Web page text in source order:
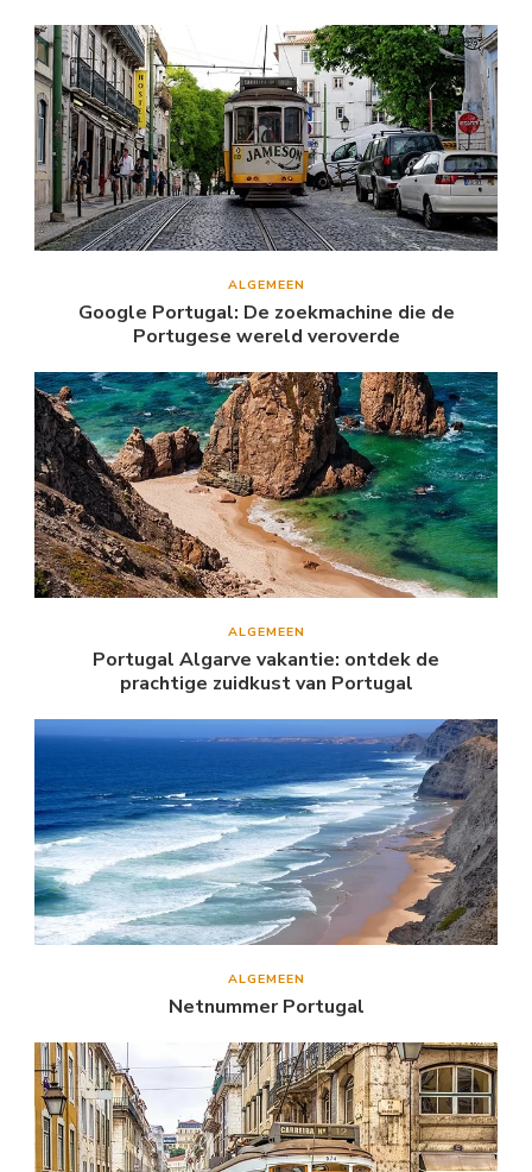
ALGEMEEN
Google Portugal: De zoekmachine die de
Portugese wereld veroverde
ALGEMEEN
Portugal Algarve vakantie: ontdek de
prachtige zuidkust van Portugal
ALGEMEEN
Netnummer Portugal